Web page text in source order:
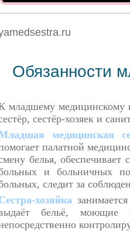
Обязанности
младшему медицинскому
, сестёр-хозяек и
медицинская
палатной
белья,обеспечивает
и больничных
, следит за
-хозяйка
бельё, моющие